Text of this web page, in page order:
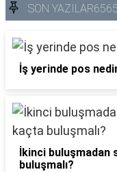
SON YAZILAR6565
İş yerinde pos
İkinci buluşmadan
buluşmalı?